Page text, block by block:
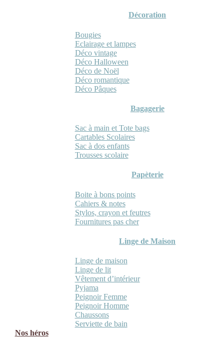
Décoration
Bougies
Eclairage et lampes
Déco vintage
Déco Halloween
Déco de Noël
Déco romantique
Déco Pâques
Bagagerie
Sac à main et Tote bags
Cartables Scolaires
Sac à dos enfants
Trousses scolaire
Papèterie
Boite à bons points
Cahiers & notes
Stylos, crayon et feutres
Fournitures pas cher
Linge de Maison
Linge de maison
Linge de lit
Vêtement d’intérieur
Pyjama
Peignoir Femme
Peignoir Homme
Chaussons
Serviette de bain
Nos héros